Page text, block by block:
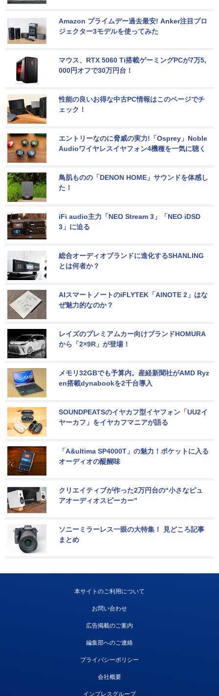
Amazon プライムデー過去最安! Anker注目プロ
ジェクター3モデルを使ってみた
マウス、RTX 5060 Ti搭載ゲーミングPCが7万5,
000円オフで30万円台！
性能の良いお得な中古PC情報はこのページでチ
ェック！
エントリーなのに脅威の実力!「Osprey」Noble
Audioワイヤレスイヤフォン4機種を一気に聴く
鳥肌ものの「DENON HOME」サウンドを体感し
た！
iFi audio主力「NEO Stream 3」「NEO iDSD
3」に迫る
総合オーディオブランドに進化するSHANLING
とは何者か？
AIスマートノートのiFLYTEK「AINOTE 2」はな
ぜ魅力的なのか？
レイズのプレミアムカー向けブランドHOMURA
から「2×9R」が登場！
メモリ32GBでも予算内。産経新聞社がAMD Ryz
en搭載dynabookを2千台導入
SOUNDPEATSのイヤカフ型イヤフォン「UU2イ
ヤーカフ」をイヤカフマニアが語る
「A&ultima SP4000T」の魅力！ポケットに入る
オーディオの醍醐味
クリエイティブが作った2万円台の“小さなピュ
アオーディオスピーカー”
ソニーミラーレス一眼の大特集！ 見どころ記事
まとめ
本サイトのご利用について
お問い合わせ
広告掲載のご案内
編集部へのご連絡
プライバシーポリシー
会社概要
インプレスグループ